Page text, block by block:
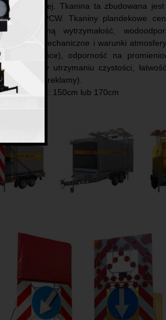
plandekowej. Tkanina ta zbudowana
z PCW. Tkaniny plandekowe
ogromną wytrzymałość,
mechaniczne i warunki
wiatr, słońce), odporność na
łatwość w utrzymaniu czystości,
naniesienie reklamy).
plandeki: 150cm lub 170cm